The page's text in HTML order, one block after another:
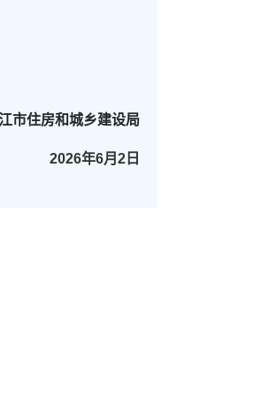
市住房和城乡建设局
2026年6月2日